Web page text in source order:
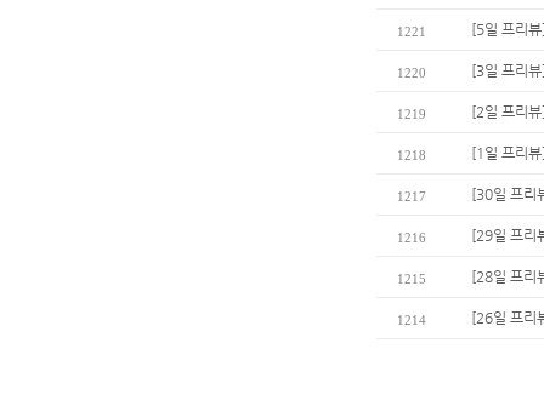
1221 [5일 프리
1220 [3일 프리
1219 [2일 프리
1218 [1일 프리
1217 [30일 프리
1216 [29일 프리
1215 [28일 프리
1214 [26일 프리